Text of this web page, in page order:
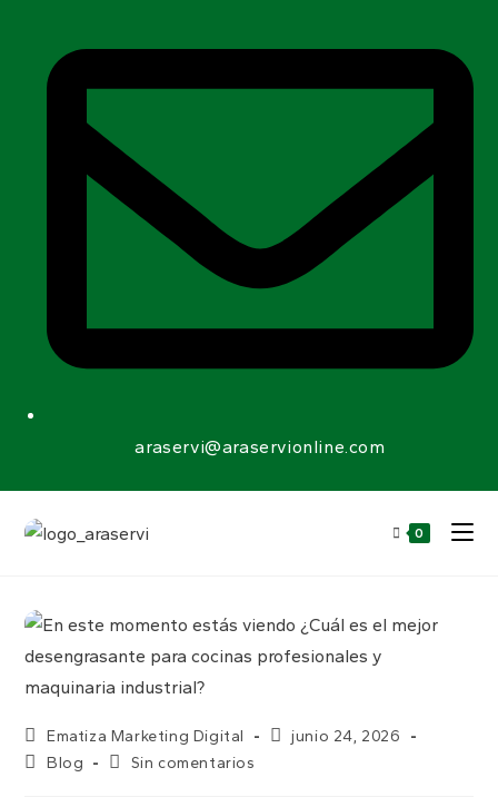
araservi@araservionline.com
0
Autor
de
Ematiza Marketing Digital
Publicación
junio 24, 2026
Categoría
Blog
Comentarios
Sin comentarios